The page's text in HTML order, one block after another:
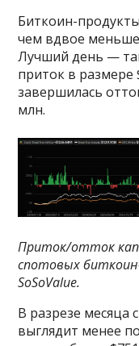
Биткоин-
чем вдвое
Лучший день —
приток в размере
завершилась
млн.
Приток/отток
спотовых
SoSoValue.
В разрезе месяца
выглядит менее